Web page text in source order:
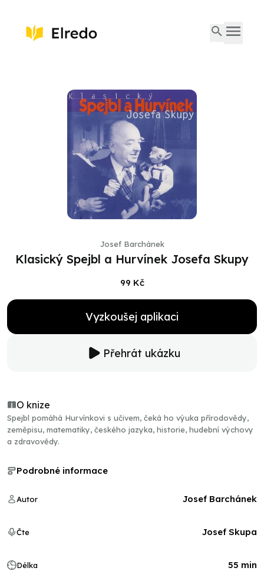
Josef Barchánek
Klasický Spejbl a Hurvínek Josefa Skupy
99 Kč
Vyzkoušej aplikaci
Přehrát ukázku
O knize
Spejbl pomáhá Hurvínkovi s učivem, čeká ho výuka přírodovědy,
zeměpisu, matematiky, českého jazyka, historie, hudební výchovy
a zdravovědy.
Podrobné informace
Autor Josef Barchánek
Čte Josef Skupa
Délka 55 min